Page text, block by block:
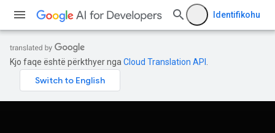
Identifikohu
Kjo faqe është përkthyer nga Cloud Translation API